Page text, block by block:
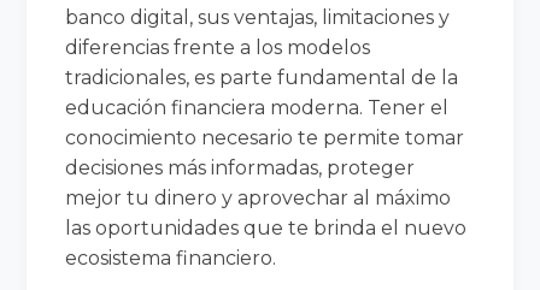
banco digital, sus ventajas, limitaciones y
diferencias frente a los modelos
tradicionales, es parte fundamental de la
educación financiera moderna. Tener el
conocimiento necesario te permite tomar
decisiones más informadas, proteger
mejor tu dinero y aprovechar al máximo
las oportunidades que te brinda el nuevo
ecosistema financiero.